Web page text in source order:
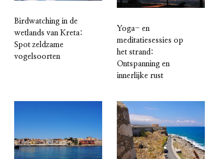
Birdwatching in de
wetlands van Kreta:
Spot zeldzame
vogelsoorten
Yoga- en
meditatiesessies op
het strand:
Ontspanning en
innerlijke rust